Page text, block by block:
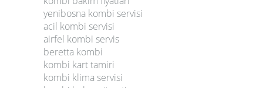
yenibosna kombi servisi
acil kombi servisi
airfel kombi servis
beretta kombi
kombi kart tamiri
kombi klima servisi